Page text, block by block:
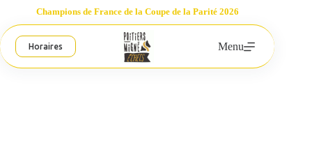
contenu
Champions de France de la Coupe de la Parité 2026
Horaires Menu